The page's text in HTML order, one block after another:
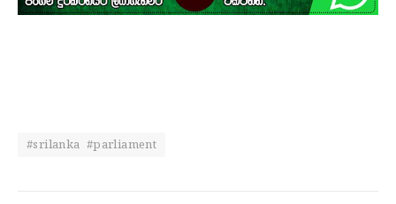
#srilanka #parliament